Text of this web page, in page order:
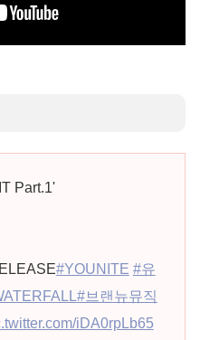
Part.1'
#YOUNITE #유
#브랜뉴뮤직
iDA0rpLb65